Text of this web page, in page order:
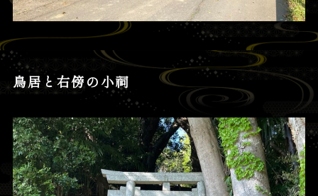
鳥居と右傍の小祠